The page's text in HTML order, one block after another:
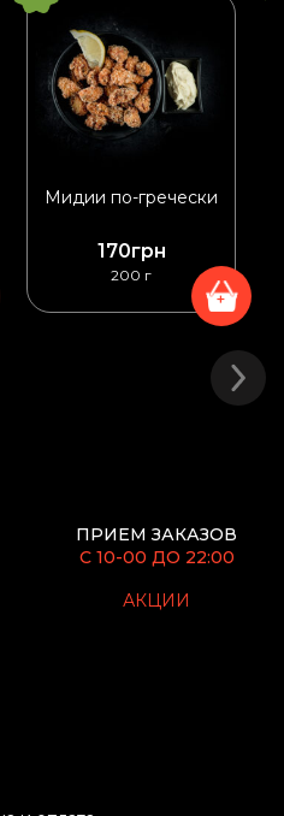
Мидии по-гречески
170грн
200 г
+
ПРИЕМ ЗАКАЗОВ
С 10-00 ДО 22:00
АКЦИИ